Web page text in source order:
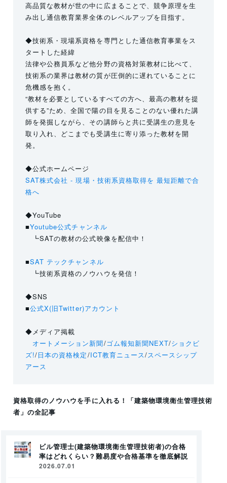
高品質な教材が世の中に広まることで、競争原理を生
み出し通信教育業界全体のレベルアップを目指す。
◆技術系・現場系資格を専門とした通信教育事業をス
タートした経緯
法律や公務員系など他分野の資格対策教材に比べて、
技術系の業界は教材の質が圧倒的に遅れていることに
危機感を抱く。
“教材を必要としているすべての方へ、最高の教材を提
供する”ため、全国で陽の目を見ることのない優れた講
師を発掘しながら、その講師らと共に受講生の意見を
取り入れ、どこまでも受講生に寄り添った教材を開
発。
◆公式ホームページ
SAT株式会社 - 現場・技術系資格取得を 最短距離で合
格へ
◆YouTube
■Youtube公式チャンネル
┗SATの教材の公式映像を配信中！
■SAT テックチャンネル
┗技術系資格のノウハウを発信！
◆SNS
■公式X(旧Twitter)アカウント
◆メディア掲載
オートメーション新聞/ゴム報知新聞NEXT/ショクビ
ズ!/日本の資格検定/ICT教育ニュース/スペースシップ
アース
資格取得のノウハウを手に入れる！
「建築物環境衛生管理技術
者」の全記事
ビル管理士(建築物環境衛生管理技術者)の合格
率はどれくらい？難易度や合格基準を徹底解説
2026.07.01